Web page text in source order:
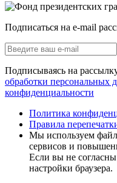
Подписаться на e-mail
Подписываясь на
обработки персональных
конфиденциальности
Политика
Правила
Мы используем
сервисов и
Если вы не
настройки браузера.